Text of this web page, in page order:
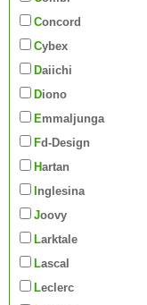
Concord
Cybex
Daiichi
Diono
Emmaljunga
Fd-Design
Hartan
Inglesina
Joovy
Larktale
Lascal
Leclerc